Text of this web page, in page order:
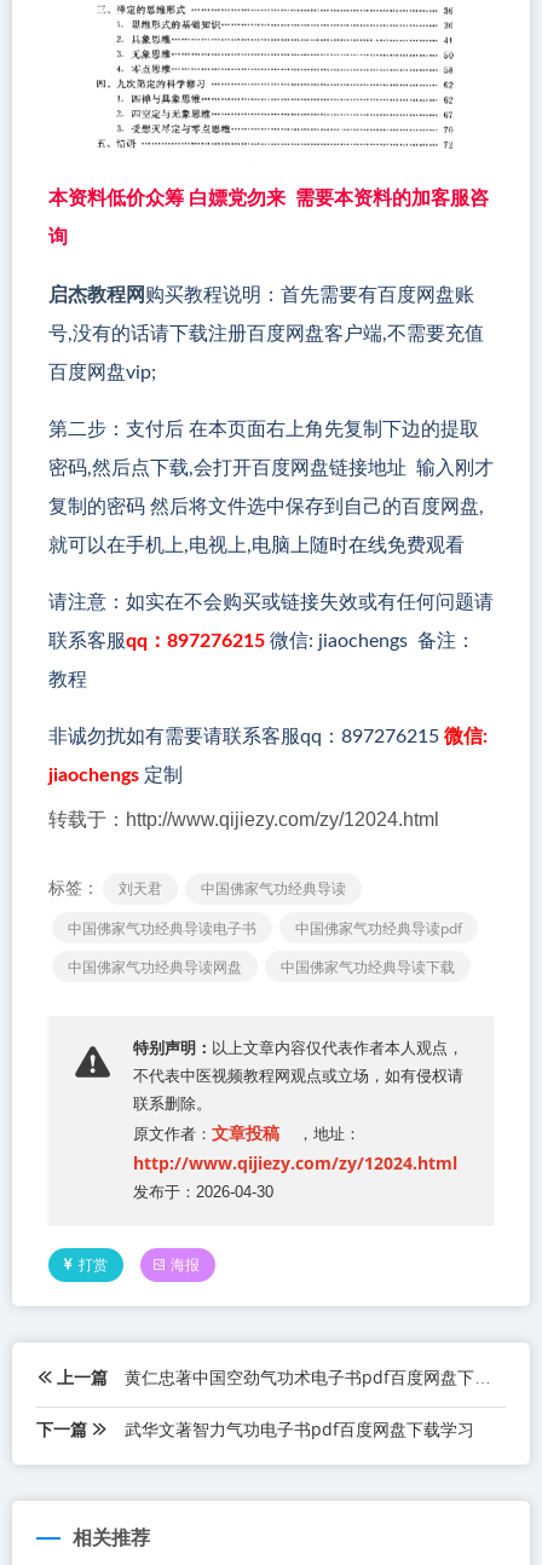
本资料低价众筹 白嫖党勿来 需要本资料的加客服咨
询
启杰教程网购买教程说明：首先需要有百度网盘账
号,没有的话请下载注册百度网盘客户端,不需要充值
百度网盘vip;
第二步：支付后 在本页面右上角先复制下边的提取
密码,然后点下载,会打开百度网盘链接地址 输入刚才
复制的密码 然后将文件选中保存到自己的百度网盘,
就可以在手机上,电视上,电脑上随时在线免费观看
请注意：如实在不会购买或链接失效或有任何问题请
联系客服qq：897276215 微信: jiaochengs 备注：
教程
非诚勿扰如有需要请联系客服qq：897276215 微信:
jiaochengs 定制
转载于：http://www.qijiezy.com/zy/12024.html
标签： 刘天君
中国佛家气功经典导读
中国佛家气功经典导读电子书
中国佛家气功经典导读pdf
中国佛家气功经典导读网盘
中国佛家气功经典导读下载
特别声明： 以上文章内容仅代表作者本人观点，
不代表中医视频教程网观点或立场，如有侵权请
联系删除。
原文作者： 文章投稿 ，地址：
http://www.qijiezy.com/zy/12024.html
发布于：2026-04-30
打赏 海报
上一篇 黄仁忠著中国空劲气功术电子书pdf百度网盘下载学习
下一篇 武华文著智力气功电子书pdf百度网盘下载学习
相关推荐